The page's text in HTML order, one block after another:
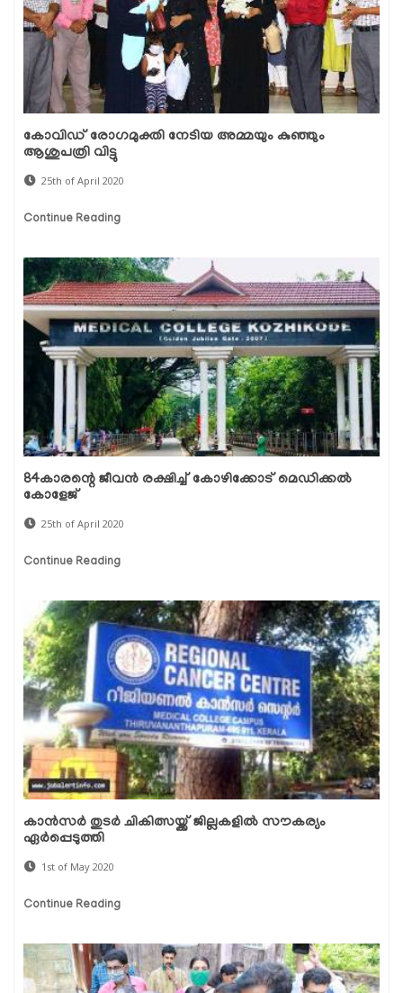
കോവിഡ് രോഗമുക്തി നേടിയ അമ്മയും കുഞ്ഞും
ആശുപത്രി വിട്ടു
25th of April 2020
Continue Reading
84കാരന്റെ ജീവന്‍ രക്ഷിച്ച് കോഴിക്കോട് മെഡിക്കല്‍
കോളേജ്
25th of April 2020
Continue Reading
കാന്‍സര്‍ തുടര്‍ ചികിത്സയ്ക്ക് ജില്ലകളില്‍ സൗകര്യം
ഏര്‍പ്പെടുത്തി
1st of May 2020
Continue Reading